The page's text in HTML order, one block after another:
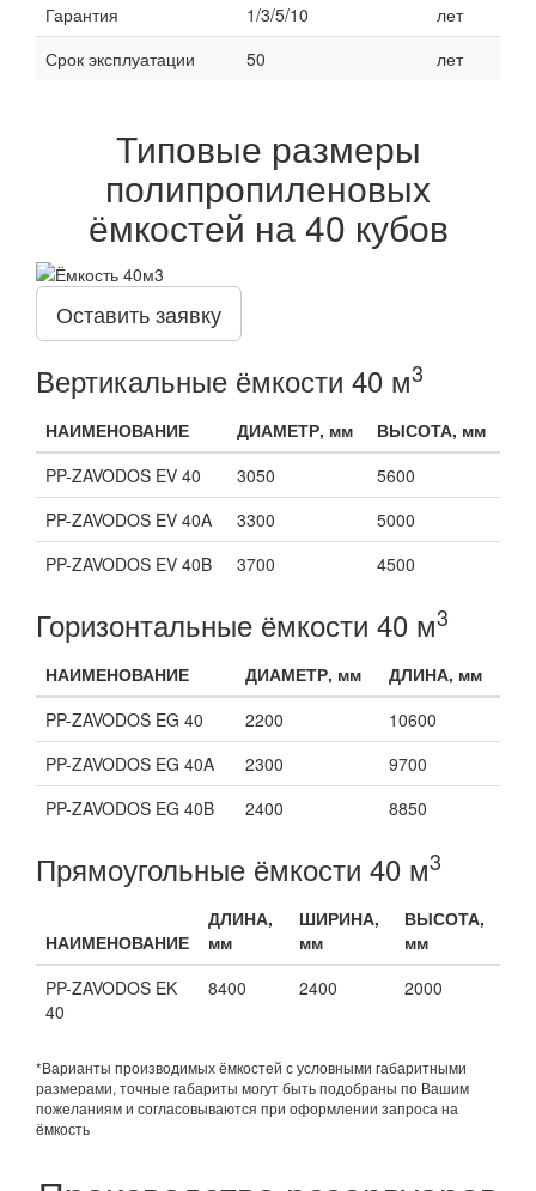
Гарантия 1/3/5/10
лет
Срок эксплуатации
50 лет
Типовые размеры
полипропиленовых
ёмкостей на 40 кубов
Оставить заявку
Вертикальные ёмкости 40 м3
НАИМЕНОВАНИЕ ДИАМЕТР, мм
ВЫСОТА, мм
PP-ZAVODOS EV 40
3050
5600
PP-ZAVODOS EV 40A
3300
5000
PP-ZAVODOS EV 40B
3700 4500
Горизонтальные ёмкости 40 м3
НАИМЕНОВАНИЕ ДИАМЕТР, мм
ДЛИНА, мм
PP-ZAVODOS EG 40
2200
10600
PP-ZAVODOS EG 40A
2300
9700
PP-ZAVODOS EG 40B
2400 8850
Прямоугольные ёмкости 40 м3
НАИМЕНОВАНИЕ
ДЛИНА,
мм
ШИРИНА,
мм
ВЫСОТА,
мм
PP-ZAVODOS EK
40
8400 2400 2000
*Варианты производимых ёмкостей с условными габаритными
размерами, точные габариты могут быть подобраны по Вашим
пожеланиям и согласовываются при оформлении запроса на
ёмкость